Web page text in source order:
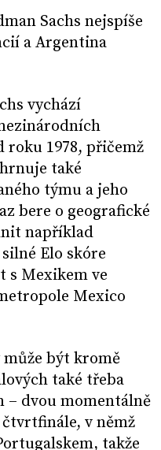
Sachs nejspíše
a Argentina
vychází
roku 1978, přičemž
také
týmu a jeho
bere o geografické
například
Elo skóre
s Mexikem ve
Mexico
může být kromě
také třeba
– dvou momentálně
v němž
takže